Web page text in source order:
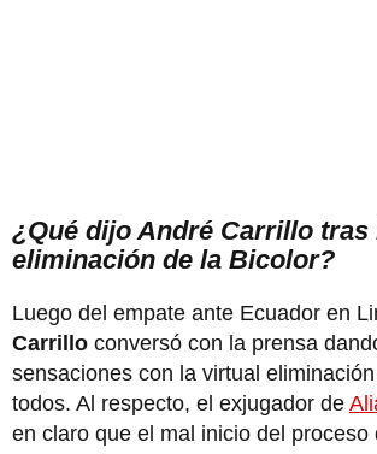
¿Qué dijo André Carrillo
eliminación de la Bicolor?
Luego del empate ante Ecuador en
Carrillo conversó con la prensa
sensaciones con la virtual
todos. Al respecto, el exjugador de
en claro que el mal inicio del proceso